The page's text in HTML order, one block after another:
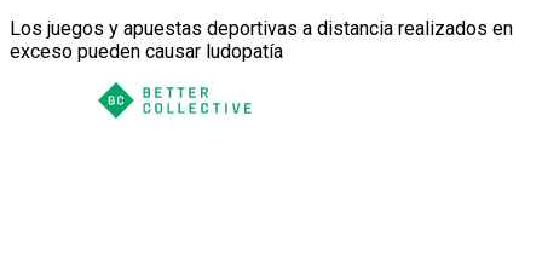
Los juegos y apuestas deportivas a distancia realizados en
exceso pueden causar ludopatía